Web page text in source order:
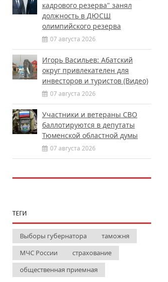
кадрового резерва" занял
должность в ДЮСШ
олимпийского резерва
07 августа 2026
Игорь Васильев: Абатский
округ привлекателен для
инвесторов и туристов (Видео)
07 августа 2026
Участники и ветераны СВО
баллотируются в депутаты
Тюменской областной думы
07 августа 2026
ТЕГИ
Выборы губернатора
таможня
МЧС России
страхование
общественная приемная